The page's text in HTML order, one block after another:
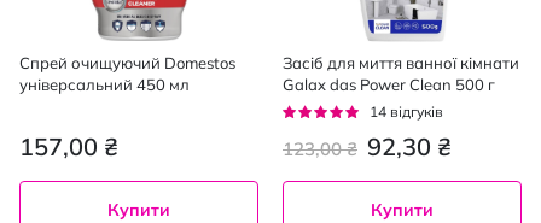
Спрей очищуючий Domestos
універсальний 450 мл
157,00 ₴
Купити
Засіб для миття ванної кімнати
Galax das Power Clean 500 г
Рейтинг:
14 відгуків
92,30 ₴
123,00 ₴
Купити